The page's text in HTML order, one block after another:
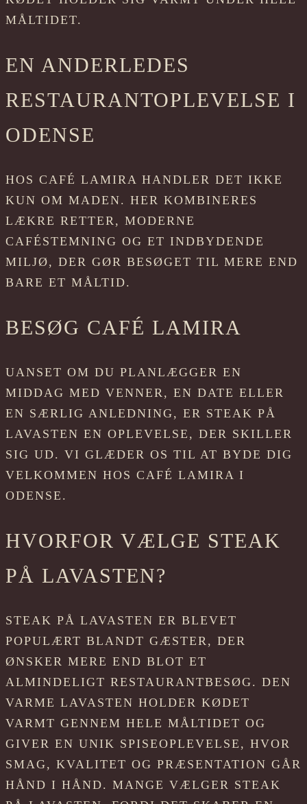
MÅLTIDET.
EN ANDERLEDES
RESTAURANTOPLEVELSE I
ODENSE
HOS CAFÉ LAMIRA HANDLER DET IKKE
KUN OM MADEN. HER KOMBINERES
LÆKRE RETTER, MODERNE
CAFÉSTEMNING OG ET INDBYDENDE
MILJØ, DER GØR BESØGET TIL MERE END
BARE ET MÅLTID.
BESØG CAFÉ LAMIRA
UANSET OM DU PLANLÆGGER EN
MIDDAG MED VENNER, EN DATE ELLER
EN SÆRLIG ANLEDNING, ER STEAK PÅ
LAVASTEN EN OPLEVELSE, DER SKILLER
SIG UD. VI GLÆDER OS TIL AT BYDE DIG
VELKOMMEN HOS CAFÉ LAMIRA I
ODENSE.
HVORFOR VÆLGE STEAK
PÅ LAVASTEN?
STEAK PÅ LAVASTEN ER BLEVET
POPULÆRT BLANDT GÆSTER, DER
ØNSKER MERE END BLOT ET
ALMINDELIGT RESTAURANTBESØG. DEN
VARME LAVASTEN HOLDER KØDET
VARMT GENNEM HELE MÅLTIDET OG
GIVER EN UNIK SPISEOPLEVELSE, HVOR
SMAG, KVALITET OG PRÆSENTATION GÅR
HÅND I HÅND. MANGE VÆLGER STEAK